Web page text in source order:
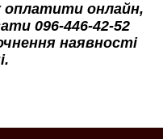
оплатити онлайн,
096-446-42-52
наявності